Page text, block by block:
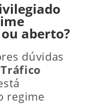
aberto?
dúvidas
Tráfico
regime